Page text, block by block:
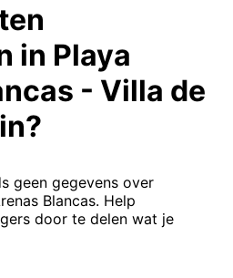
in Playa
- Villa de
geen gegevens over
Blancas. Help
door te delen wat je